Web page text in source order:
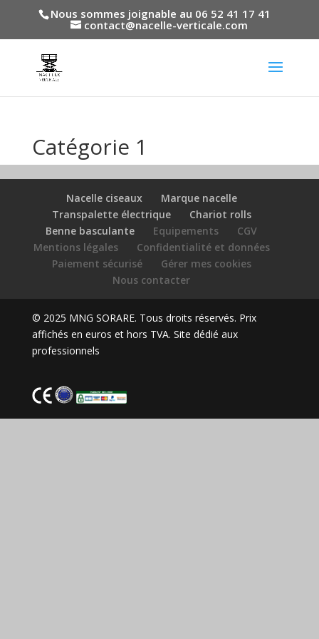
Nous sommes joignable au 06 52 41 17 41
contact@nacelle-verticale.com
Catégorie 1
Nacelle ciseaux
Marque nacelle
Transpalette électrique
Chariot rolls
Benne basculante
Equipements
CGV
Mentions légales
Confidentialité et données
Paiement sécurisé
Gérer mes cookies
Nous contacter
© 2025 MNG SORARE. Tous droits réservés. Prix
affichés en euros et hors TVA. Site dédié aux
professionnels